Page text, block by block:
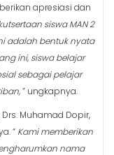
apresiasi dan
siswa MAN 2
adalah bentuk nyata
ini, siswa belajar
sebagai pelajar
” ungkapnya.
Muhamad Dopir,
“ Kami memberikan
nama